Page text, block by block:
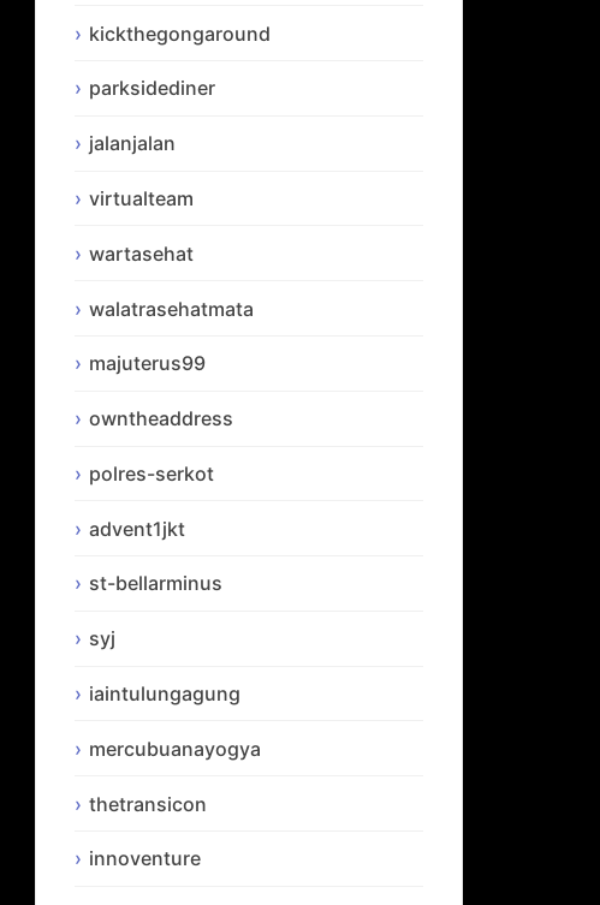
kickthegongaround
parksidediner
jalanjalan
virtualteam
wartasehat
walatrasehatmata
majuterus99
owntheaddress
polres-serkot
advent1jkt
st-bellarminus
syj
iaintulungagung
mercubuanayogya
thetransicon
innoventure